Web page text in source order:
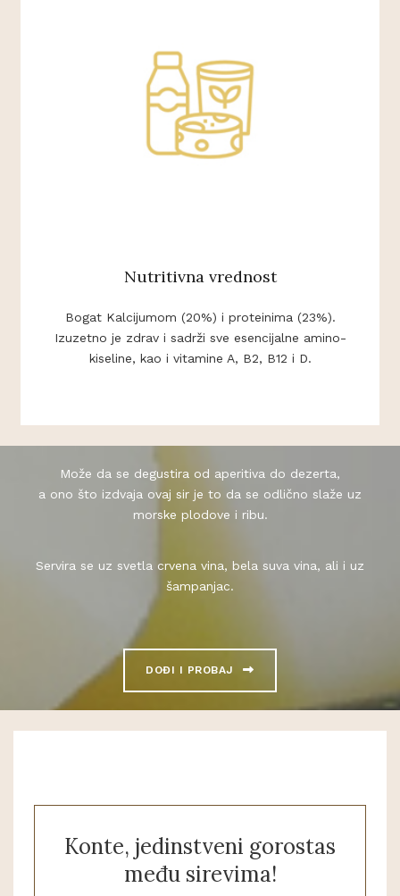
Nutritivna vrednost
Bogat Kalcijumom (20%) i proteinima (23%).
Izuzetno je zdrav i sadrži sve esencijalne amino-
kiseline, kao i vitamine A, B2, B12 i D.
Može da se degustira od aperitiva do dezerta,
a ono što izdvaja ovaj sir je to da se odlično slaže uz
morske plodove i ribu.
Servira se uz svetla crvena vina, bela suva vina, ali i uz
šampanjac.
DOĐI I PROBAJ
Konte, jedinstveni gorostas
među sirevima!